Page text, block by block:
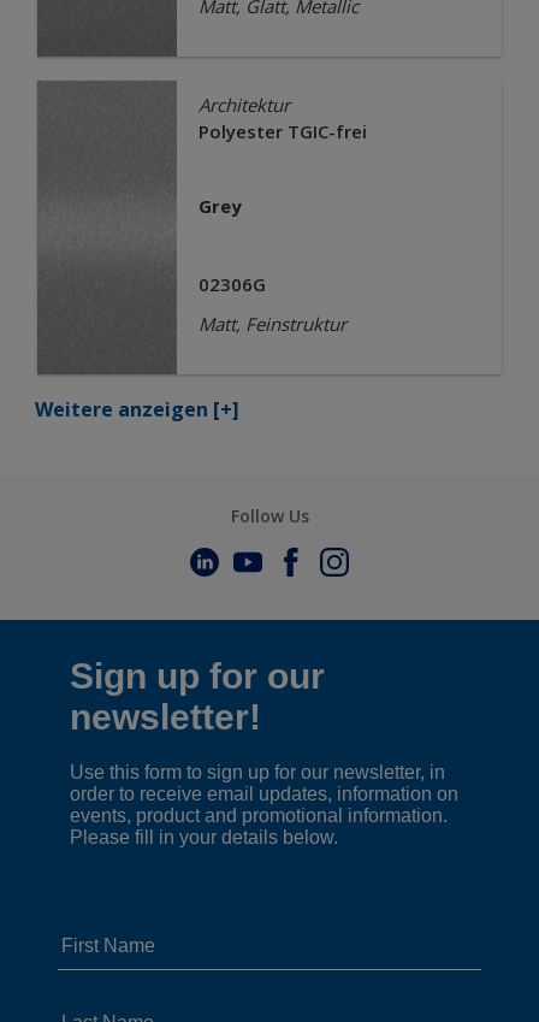
Matt, Glatt, Metallic
Architektur
Polyester TGIC-frei
Grey
02306G
Matt, Feinstruktur
Weitere anzeigen [+]
Follow Us